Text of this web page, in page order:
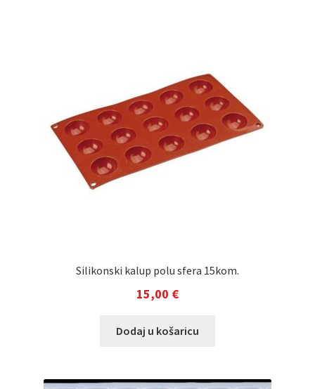
Silikonski kalup polu sfera 15kom.
15,00 €
Dodaj u košaricu